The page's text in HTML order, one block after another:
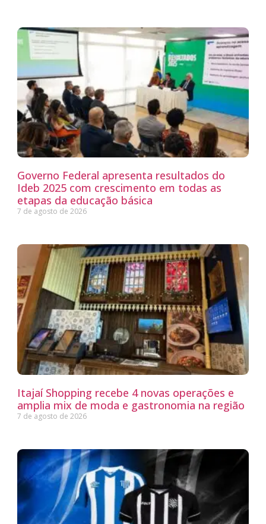
Governo Federal apresenta resultados do
Ideb 2025 com crescimento em todas as
etapas da educação básica
7 de agosto de 2026
Itajaí Shopping recebe 4 novas operações e
amplia mix de moda e gastronomia na região
7 de agosto de 2026